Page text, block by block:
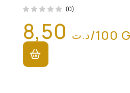
(0)
د.ت/100 G